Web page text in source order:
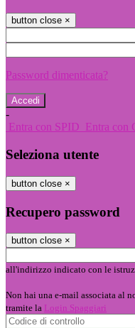
button close ×
Password dimenticata?
-
Entra con SPID Entra con
Seleziona utente
button close ×
Recupero password
button close ×
all'indirizzo indicato con le
Non hai una e-mail associata al
tramite la Login Spaggiari